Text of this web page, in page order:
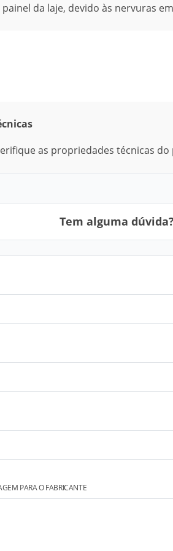
da laje, devido às nervuras
as propriedades técnicas
Tem alguma
PARA O FABRICANTE